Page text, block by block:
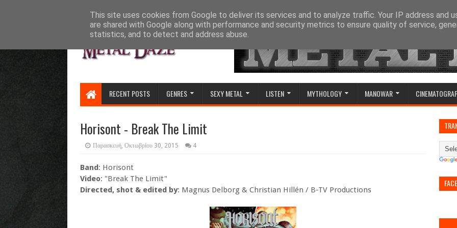
RECENT POSTS GENRES SEXY METAL LISTEN MYTHOLOGY MANOWAR
Horisont - Break The Limit
Παρασκευή, Οκτωβρίου 30, 2015 4
Band: Horisont
Video: "Break The Limit"
Directed, shot & edited by: Magnus Delborg & Christian Hillén / B-TV Productions
This site uses cookies from Google to deliver its services and to analyze traffic. Your IP address and
are shared with Google along with performance and security metrics to ensure quality of service,
statistics, and to detect and address abuse.